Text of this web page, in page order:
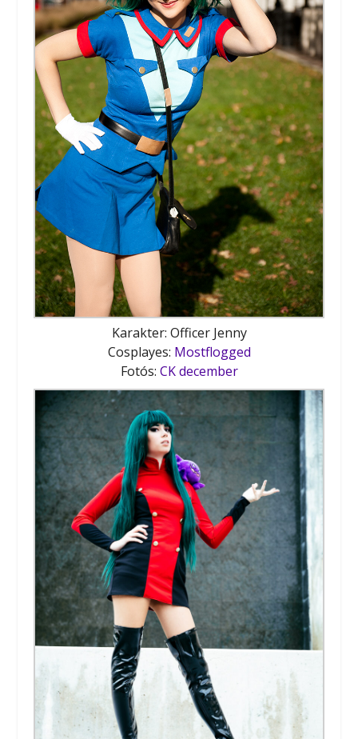
Karakter: Officer Jenny
Cosplayes: Mostflogged
Fotós: CK december